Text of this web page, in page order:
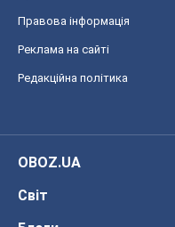
Правова інформація
Реклама на сайті
Редакційна політика
OBOZ.UA
Світ